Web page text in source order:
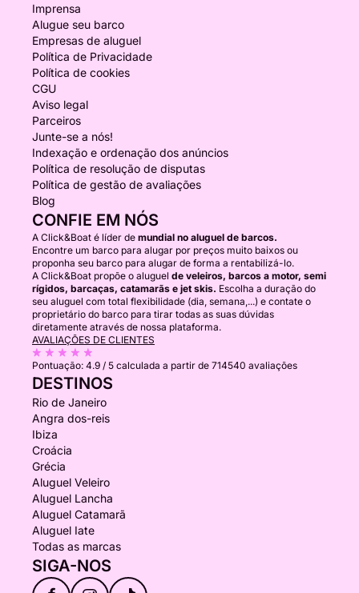
Imprensa
Alugue seu barco
Empresas de aluguel
Política de Privacidade
Política de cookies
CGU
Aviso legal
Parceiros
Junte-se a nós!
Indexação e ordenação dos anúncios
Política de resolução de disputas
Política de gestão de avaliações
Blog
CONFIE EM NÓS
A Click&Boat é líder de mundial no aluguel de barcos.
Encontre um barco para alugar por preços muito baixos ou
proponha seu barco para alugar de forma a rentabilizá-lo.
A Click&Boat propõe o aluguel de veleiros, barcos a motor, semi
rígidos, barcaças, catamarãs e jet skis. Escolha a duração do
seu aluguel com total flexibilidade (dia, semana,...) e contate o
proprietário do barco para tirar todas as suas dúvidas
diretamente através de nossa plataforma.
AVALIAÇÕES DE CLIENTES
Pontuação: 4.9 / 5 calculada a partir de 714540 avaliações
DESTINOS
Rio de Janeiro
Angra dos-reis
Ibiza
Croácia
Grécia
Aluguel Veleiro
Aluguel Lancha
Aluguel Catamarã
Aluguel Iate
Todas as marcas
SIGA-NOS